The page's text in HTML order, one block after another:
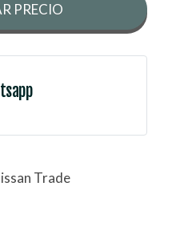
PRECIO
Trade